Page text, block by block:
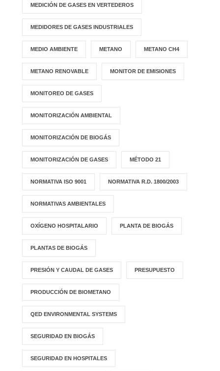
MEDICIÓN DE GASES EN VERTEDEROS
MEDIDORES DE GASES INDUSTRIALES
MEDIO AMBIENTE METANO METANO CH4
METANO RENOVABLE MONITOR DE EMISIONES
MONITOREO DE GASES
MONITORIZACIÓN AMBIENTAL
MONITORIZACIÓN DE BIOGÁS
MONITORIZACIÓN DE GASES MÉTODO 21
NORMATIVA ISO 9001 NORMATIVA R.D. 1800/2003
NORMATIVAS AMBIENTALES
OXÍGENO HOSPITALARIO PLANTA DE BIOGÁS
PLANTAS DE BIOGÁS
PRESIÓN Y CAUDAL DE GASES PRESUPUESTO
PRODUCCIÓN DE BIOMETANO
QED ENVIRONMENTAL SYSTEMS
SEGURIDAD EN BIOGÁS
SEGURIDAD EN HOSPITALES